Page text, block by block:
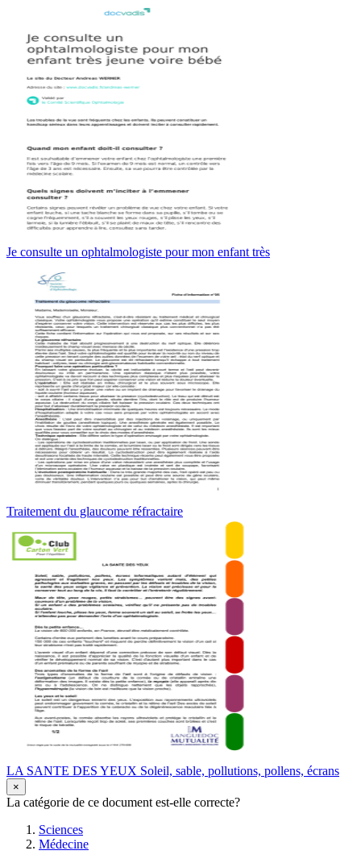
Je consulte un ophtalmologiste pour mon enfant très
Traitement du glaucome réfractaire
LA SANTE DES YEUX Soleil, sable, pollutions, pollens, écrans
×
La catégorie de ce document est-elle correcte?
Sciences
Médecine